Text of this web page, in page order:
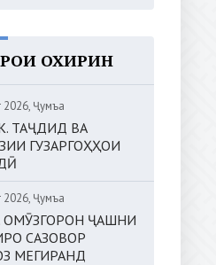
ОХИРИН
2026, Ҷумъа
ТАҶДИД ВА
ГУЗАРГОҲҲОИ
2026, Ҷумъа
ОМӮЗГОРОН ҶАШНИ
САЗОВОР
МЕГИРАНД